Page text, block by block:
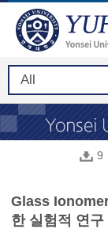
9
Glass
한 실험적 연구